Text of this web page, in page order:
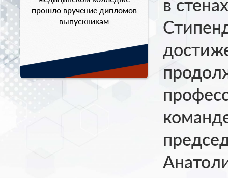
прошло вручение дипломов
выпускникам
в